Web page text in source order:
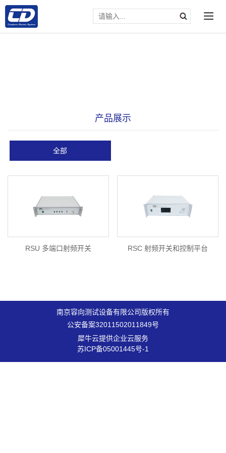
产品展示
全部
RSU 多端口射频开关 RSC 射频开关和控制平台
南京容向测试设备有限公司版权所有
公安备案32011502011849号
犀牛云提供企业云服务
苏ICP备05001445号-1